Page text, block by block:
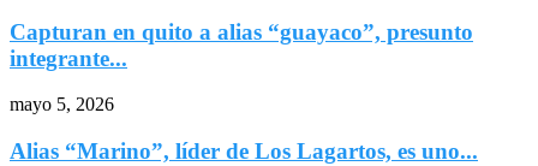
Capturan en quito a alias “guayaco”, presunto
integrante...
mayo 5, 2026
Alias “Marino”, líder de Los Lagartos, es uno...